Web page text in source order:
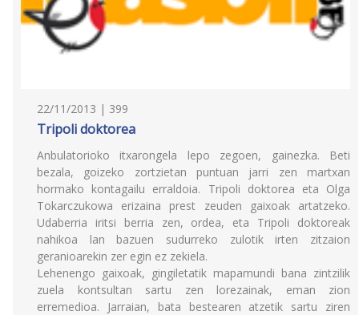
22/11/2013 | 399
Tripoli doktorea
Anbulatorioko itxarongela lepo zegoen, gainezka. Beti
bezala, goizeko zortzietan puntuan jarri zen martxan
hormako kontagailu erraldoia. Tripoli doktorea eta Olga
Tokarczukowa erizaina prest zeuden gaixoak artatzeko.
Udaberria iritsi berria zen, ordea, eta Tripoli doktoreak
nahikoa lan bazuen sudurreko zulotik irten zitzaion
geranioarekin zer egin ez zekiela.
Lehenengo gaixoak, gingiletatik mapamundi bana zintzilik
zuela kontsultan sartu zen lorezainak, eman zion
erremedioa. Jarraian, bata bestearen atzetik sartu ziren